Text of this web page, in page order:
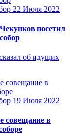
22 Июля 2022
посетил
об идущих
19 Июля 2022
совещание в